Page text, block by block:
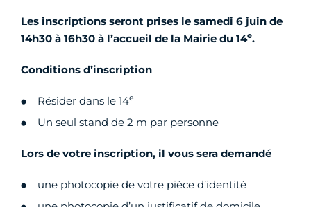
Les inscriptions seront prises le samedi 6 juin de
14h30 à 16h30 à l’accueil de la Mairie du 14e.
Conditions d’inscription
Résider dans le 14e
Un seul stand de 2 m par personne
Lors de votre inscription, il vous sera demandé
une photocopie de votre pièce d’identité